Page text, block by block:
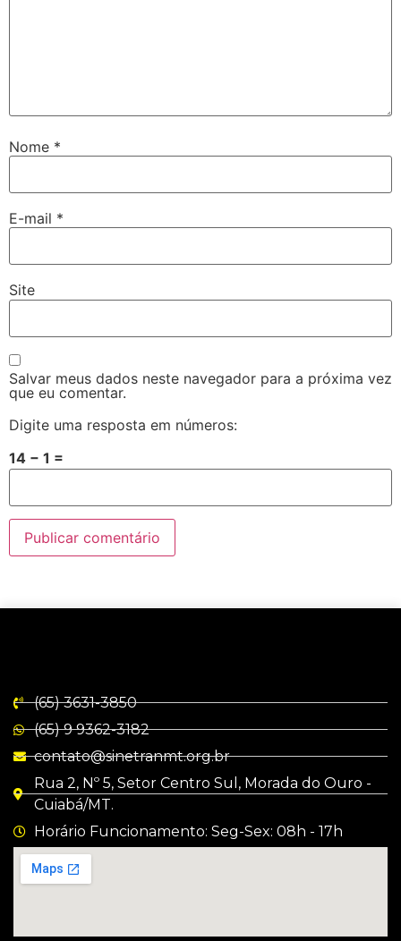
Nome *
E-mail *
Site
Salvar meus dados neste navegador para a próxima vez
que eu comentar.
Digite uma resposta em números:
14 − 1 =
(65) 3631-3850
(65) 9 9362-3182
contato@sinetranmt.org.br
Rua 2, Nº 5, Setor Centro Sul, Morada do Ouro -
Cuiabá/MT.
Horário Funcionamento: Seg-Sex: 08h - 17h